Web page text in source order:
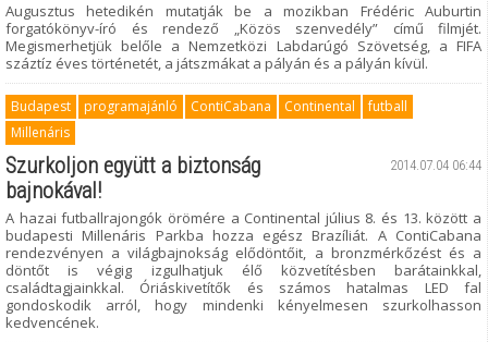
Augusztus hetedikén mutatják be a mozikban Frédéric Auburtin
forgatókönyv-író és rendező „Közös szenvedély” című filmjét.
Megismerhetjük belőle a Nemzetközi Labdarúgó Szövetség, a FIFA
száztíz éves történetét, a játszmákat a pályán és a pályán kívül.
Budapest programajánló ContiCabana Continental
futball
Millenáris
2014.07.04 06:44
Szurkoljon együtt a biztonság
bajnokával!
A hazai futballrajongók örömére a Continental július 8. és 13. között a
budapesti Millenáris Parkba hozza egész Brazíliát. A ContiCabana
rendezvényen a világbajnokság elődöntőit, a bronzmérkőzést és a
döntőt is végig izgulhatjuk élő közvetítésben barátainkkal,
családtagjainkkal. Óriáskivetítők és számos hatalmas LED fal
gondoskodik arról, hogy mindenki kényelmesen szurkolhasson
kedvencének.